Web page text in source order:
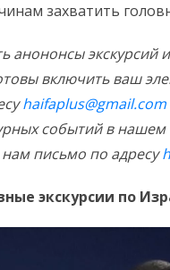
захватить
анононсы
включить ваш
haifaplus@gmail.com
событий в
письмо по адресу
экскурсии по